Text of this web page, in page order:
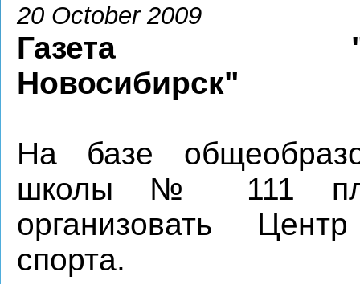
20 October 2009
Газета
Новосибирск"
На базе
школы № 111
организовать
спорта.